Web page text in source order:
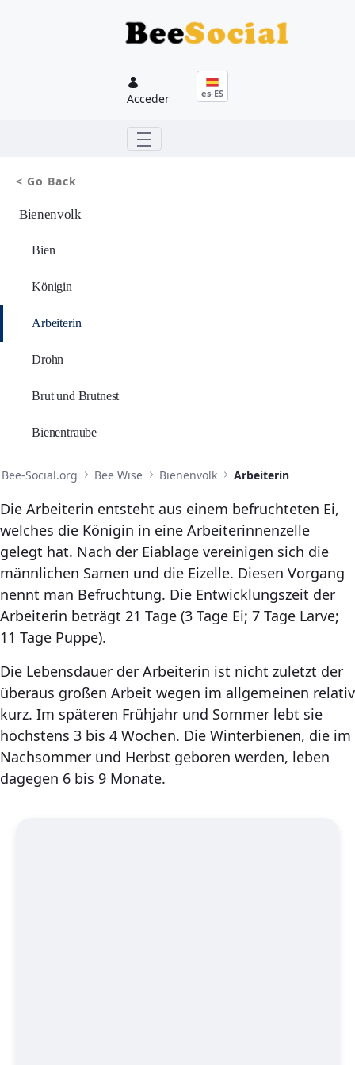
Acceder es-ES
< Go Back
Bienenvolk
Bien
Königin
Arbeiterin
Drohn
Brut und Brutnest
Bienentraube
Bee-Social.org Bee Wise Bienenvolk Arbeiterin
Die Arbeiterin entsteht aus einem befruchteten Ei,
welches die Königin in eine Arbeiterinnenzelle
gelegt hat. Nach der Eiablage vereinigen sich die
männlichen Samen und die Eizelle. Diesen Vorgang
nennt man Befruchtung. Die Entwicklungszeit der
Arbeiterin beträgt 21 Tage (3 Tage Ei; 7 Tage Larve;
11 Tage Puppe).
Die Lebensdauer der Arbeiterin ist nicht zuletzt der
überaus großen Arbeit wegen im allgemeinen relativ
kurz. Im späteren Frühjahr und Sommer lebt sie
höchstens 3 bis 4 Wochen. Die Winterbienen, die im
Nachsommer und Herbst geboren werden, leben
dagegen 6 bis 9 Monate.